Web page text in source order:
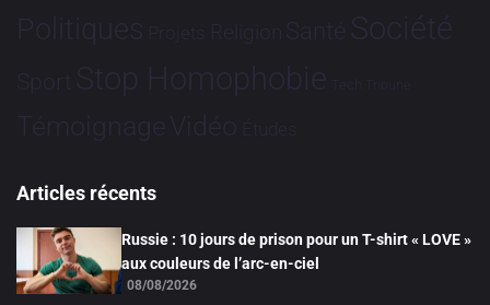
Politiques Projets Religion Santé Société
Sport Stop Homophobie Tech Tribune
TémoignageVidéo Études
Articles récents
Russie : 10 jours de prison pour un T-shirt « LOVE »
aux couleurs de l’arc-en-ciel
08/08/2026